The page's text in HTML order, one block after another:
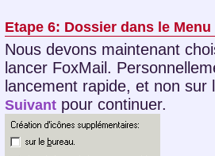
Etape 6: Dossier dans le
Nous devons maintenant
lancer FoxMail.
lancement rapide, et non
Suivant pour continuer.